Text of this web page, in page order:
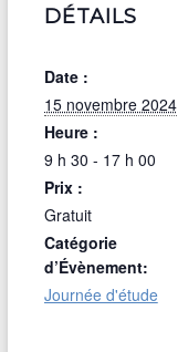
DÉTAILS
Date :
15 novembre 2024
Heure :
9 h 30 - 17 h 00
Prix :
Gratuit
Catégorie
d’Évènement:
Journée d'étude